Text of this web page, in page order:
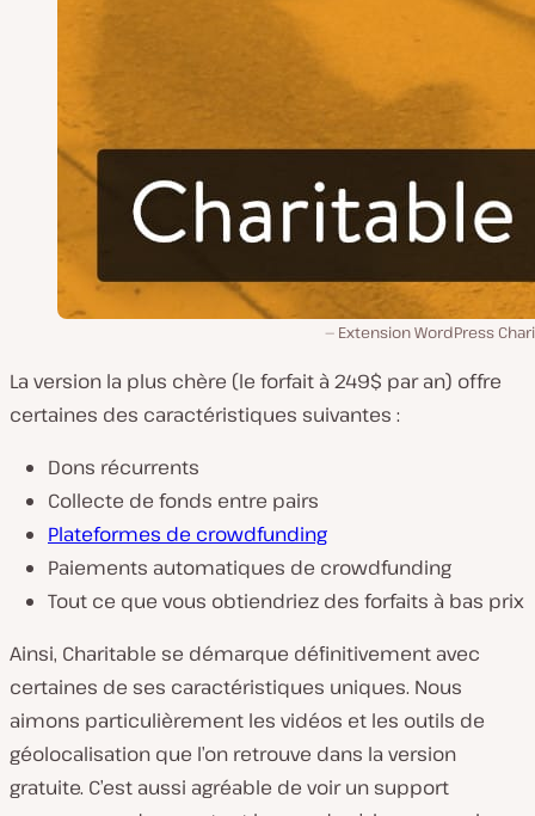
Extension WordPress
La version la plus chère (le forfait à 249$ par an) offre
certaines des caractéristiques suivantes :
Dons récurrents
Collecte de fonds entre pairs
Plateformes de crowdfunding
Paiements automatiques de crowdfunding
Tout ce que vous obtiendriez des forfaits à bas prix
Ainsi, Charitable se démarque définitivement avec
certaines de ses caractéristiques uniques. Nous
aimons particulièrement les vidéos et les outils de
géolocalisation que l’on retrouve dans la version
gratuite. C’est aussi agréable de voir un support